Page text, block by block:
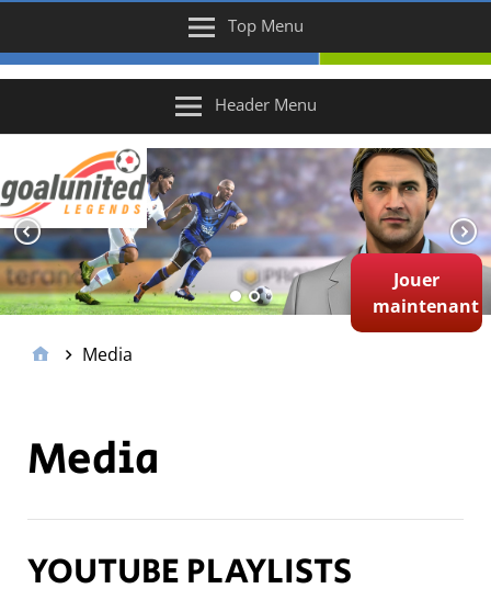
Top Menu
Header Menu
Jouer
maintenant
Media
Media
YOUTUBE PLAYLISTS